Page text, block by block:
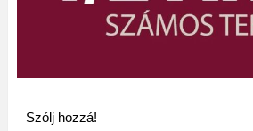
Szólj hozzá!